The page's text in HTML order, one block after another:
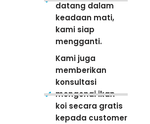
datang dalam
keadaan mati,
kami siap
mengganti.
Kami juga
memberikan
konsultasi
mengenai ikan
koi secara gratis
kepada customer